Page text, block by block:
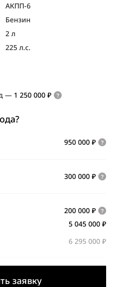
АКПП-6
Бензин
2 л
225 л.с.
— 1 250 000 ₽
950 000 ₽
300 000 ₽
200 000 ₽
5 045 000 ₽
6 295 000 ₽
заявку